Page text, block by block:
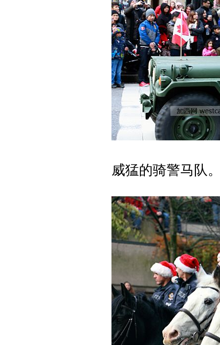
威猛的骑警马队